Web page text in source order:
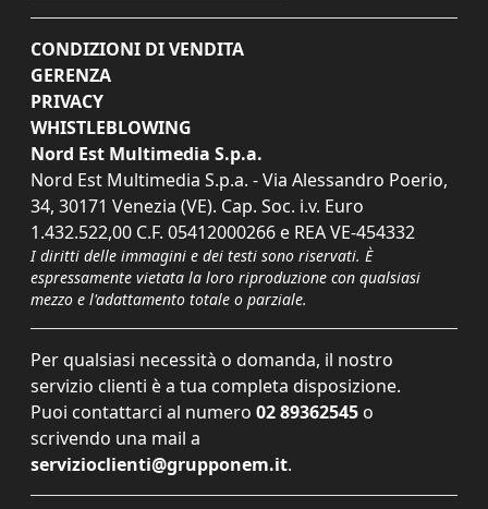
CONDIZIONI DI VENDITA
GERENZA
PRIVACY
WHISTLEBLOWING
Nord Est Multimedia S.p.a.
Nord Est Multimedia S.p.a. - Via Alessandro Poerio,
34, 30171 Venezia (VE). Cap. Soc. i.v. Euro
1.432.522,00 C.F. 05412000266 e REA VE-454332
I diritti delle immagini e dei testi sono riservati. È
espressamente vietata la loro riproduzione con qualsiasi
mezzo e l'adattamento totale o parziale.
Per qualsiasi necessità o domanda, il nostro
servizio clienti è a tua completa disposizione.
Puoi contattarci al numero 02 89362545 o
scrivendo una mail a
servizioclienti@grupponem.it.